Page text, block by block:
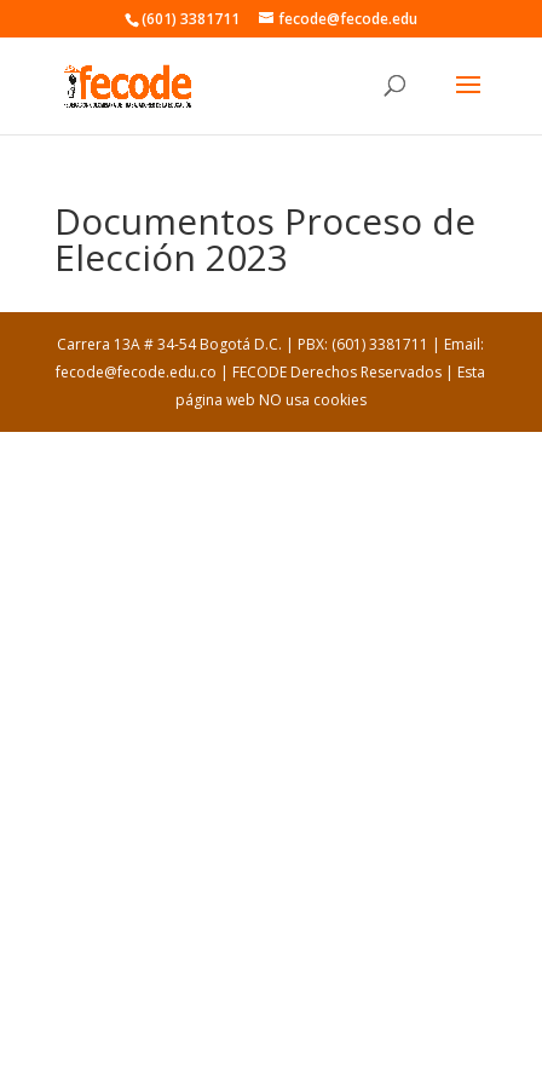
(601) 3381711 fecode@fecode.edu
Documentos Proceso de
Elección 2023
Carrera 13A # 34-54 Bogotá D.C. | PBX: (601) 3381711 | Email:
fecode@fecode.edu.co | FECODE Derechos Reservados | Esta
página web NO usa cookies